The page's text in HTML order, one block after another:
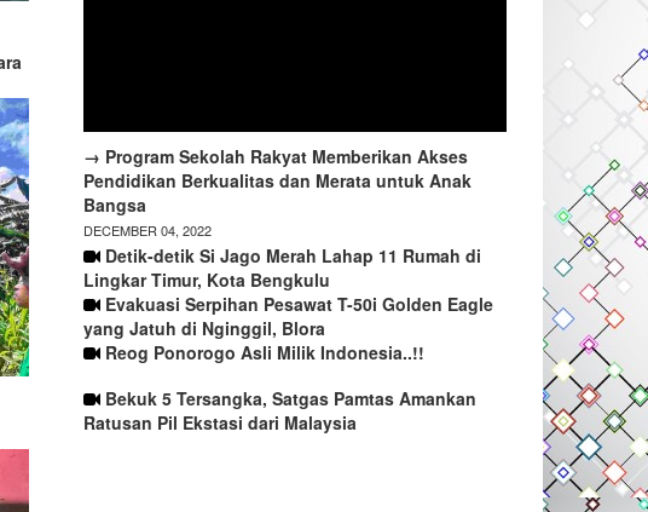
→ Program Sekolah Rakyat Memberikan Akses
Pendidikan Berkualitas dan Merata untuk Anak
Bangsa
DECEMBER 04, 2022
Detik-detik Si Jago Merah Lahap 11 Rumah di
Lingkar Timur, Kota Bengkulu
Evakuasi Serpihan Pesawat T-50i Golden Eagle
yang Jatuh di Nginggil, Blora
Reog Ponorogo Asli Milik Indonesia..!!
Bekuk 5 Tersangka, Satgas Pamtas Amankan
Ratusan Pil Ekstasi dari Malaysia